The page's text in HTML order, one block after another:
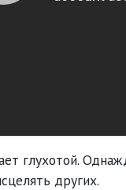
глухотой.
других.